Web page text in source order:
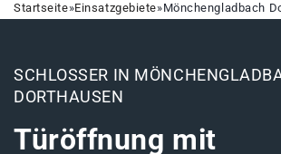
Startseite»Einsatzgebiete»Mönchengladbach
SCHLOSSER IN
DORTHAUSEN
Türöffnung mit